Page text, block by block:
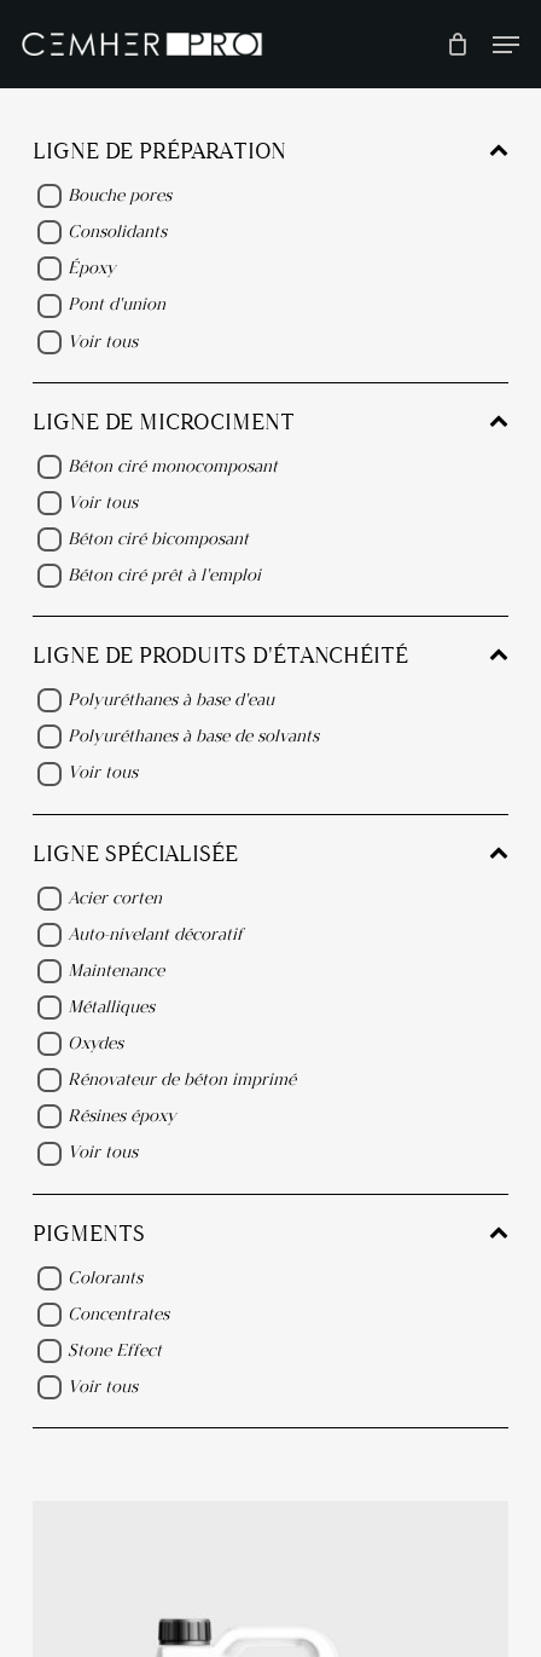
main
LIGNE DE PRÉPARATION
Bouche pores
Consolidants
Époxy
Pont d'union
Voir tous
LIGNE DE MICROCIMENT
Béton ciré monocomposant
Voir tous
Béton ciré bicomposant
Béton ciré prêt à l'emploi
LIGNE DE PRODUITS D'ÉTANCHÉITÉ
Polyuréthanes à base d'eau
Polyuréthanes à base de solvants
Voir tous
LIGNE SPÉCIALISÉE
Acier corten
Auto-nivelant décoratif
Maintenance
Métalliques
Oxydes
Rénovateur de béton imprimé
Résines époxy
Voir tous
PIGMENTS
Colorants
Concentrates
Stone Effect
Voir tous